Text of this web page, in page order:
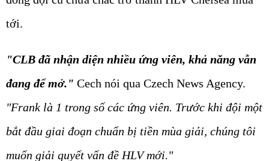
tới.
"CLB đã nhận diện nhiều ứng viên, khả năng vẫn
đang để mở." Cech nói qua Czech News Agency.
"Frank là 1 trong số các ứng viên. Trước khi đội một
bắt đầu giai đoạn chuẩn bị tiền mùa giải, chúng tôi
muốn giải quyết vấn đề HLV mới."